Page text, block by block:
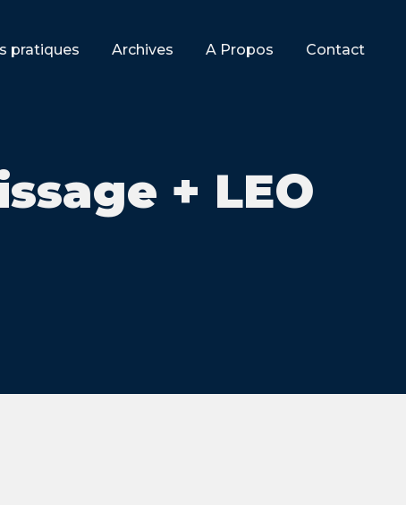
pratiques Archives A Propos Contact
+ LEO